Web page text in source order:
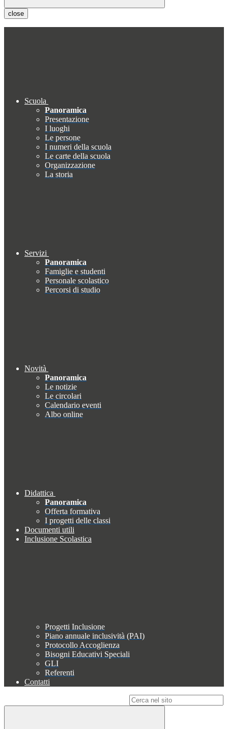
close
Scuola
Panoramica
Presentazione
I luoghi
Le persone
I numeri della scuola
Le carte della scuola
Organizzazione
La storia
Servizi
Panoramica
Famiglie e studenti
Personale scolastico
Percorsi di studio
Novità
Panoramica
Le notizie
Le circolari
Calendario eventi
Albo online
Didattica
Panoramica
Offerta formativa
I progetti delle classi
Documenti utili
Inclusione Scolastica
Progetti Inclusione
Piano annuale inclusività (PAI)
Protocollo Accoglienza
Bisogni Educativi Speciali
GLI
Referenti
Contatti